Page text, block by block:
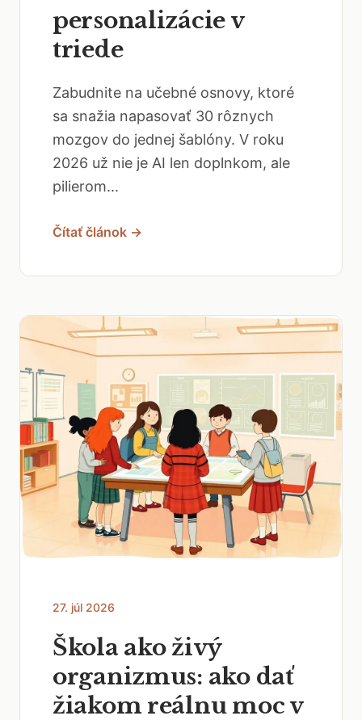
personalizácie v
triede
Zabudnite na učebné osnovy, ktoré
sa snažia napasovať 30 rôznych
mozgov do jednej šablóny. V roku
2026 už nie je AI len doplnkom, ale
pilierom...
Čítať článok →
27. júl 2026
Škola ako živý
organizmus: ako dať
žiakom reálnu moc v